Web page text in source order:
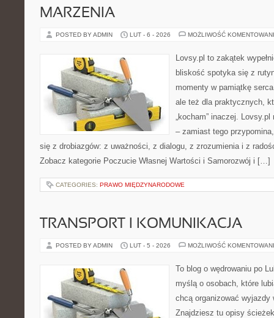
MARZENIA
POSTED BY ADMIN LUT - 6 - 2026 MOŻLIWOŚĆ
Lovsy.pl to zakątek
bliskość spotyka się z
momenty w pamiątkę
ale też dla praktycznych,
„kocham” inaczej.
– zamiast tego
się z drobiazgów: z uważności, z dialogu, z zrozumienia i z
Zobacz kategorie Poczucie Własnej Wartości i Samorozwój i […]
CATEGORIES: PRAWO MIĘDZYNARODOWE
TRANSPORT I KOMUNIKACJA
POSTED BY ADMIN LUT - 5 - 2026 MOŻLIWOŚĆ
To blog o wędrowaniu po
myślą o osobach, które
chcą organizować wyjazdy
Znajdziesz tu opisy